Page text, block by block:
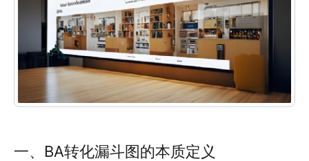
一、BA转化漏斗图的本质定义